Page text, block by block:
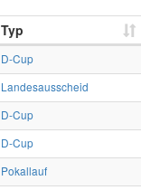
Typ
D-Cup
Landesausscheid
D-Cup
D-Cup
Pokallauf